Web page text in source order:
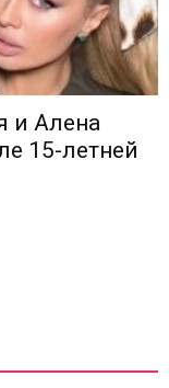
и Алена
15-летней